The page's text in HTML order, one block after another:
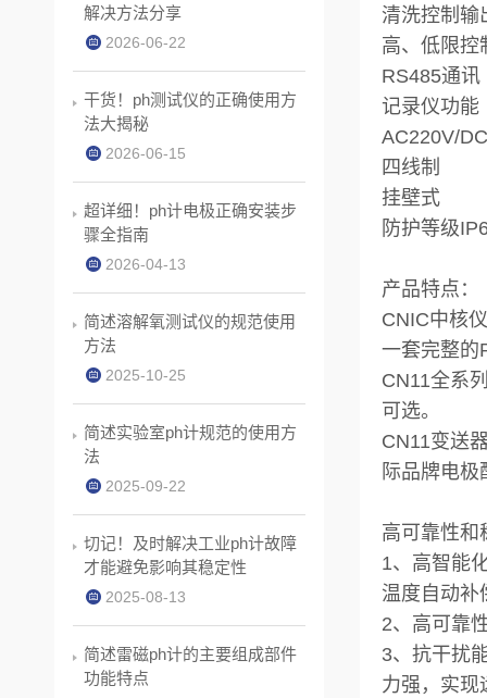
清洗控制输
高、低限控
RS485通讯
记录仪功能
AC220V/
四线制
挂壁式
防护等级
产品特点：
CNIC中核
一套完整的
CN11全系
可选。
CN11变送
际品牌电
高可靠性和
1、高智能
温度自动补
2、高可靠
3、抗干扰
力强，实现
解决方法分享
2026-06-22
干货！ph测试仪的正确使用方
法大揭秘
2026-06-15
超详细！ph计电极正确安装步
骤全指南
2026-04-13
简述溶解氧测试仪的规范使用
方法
2025-10-25
简述实验室ph计规范的使用方
法
2025-09-22
切记！及时解决工业ph计故障
才能避免影响其稳定性
2025-08-13
简述雷磁ph计的主要组成部件
功能特点